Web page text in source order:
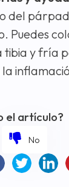
del
Puedes
tibia y fría
el artículo?